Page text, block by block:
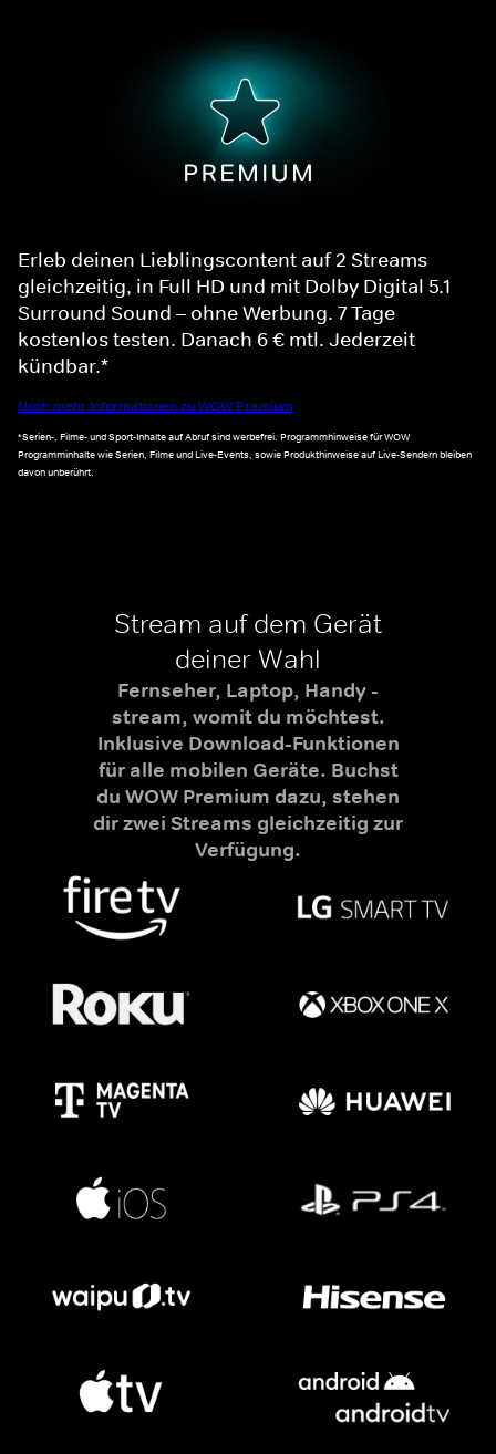
Erleb deinen Lieblingscontent auf 2 Streams
gleichzeitig, in Full HD und mit Dolby Digital 5.1
Surround Sound – ohne Werbung. 7 Tage
kostenlos testen. Danach 6 € mtl. Jederzeit
kündbar.*
Noch mehr Informationen zu WOW Premium
*Serien-, Filme- und Sport-Inhalte auf Abruf sind werbefrei. Programmhinweise für WOW
Programminhalte wie Serien, Filme und Live-Events, sowie Produkthinweise auf Live-Sendern bleiben
davon unberührt.
Stream auf dem Gerät
deiner Wahl
Fernseher, Laptop, Handy -
stream, womit du möchtest.
Inklusive Download-Funktionen
für alle mobilen Geräte. Buchst
du WOW Premium dazu, stehen
dir zwei Streams gleichzeitig zur
Verfügung.